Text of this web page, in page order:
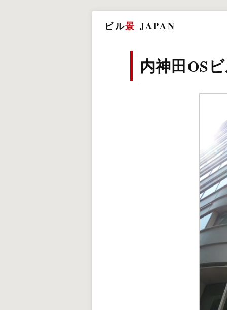
ビル景 JAPAN
内神田OS